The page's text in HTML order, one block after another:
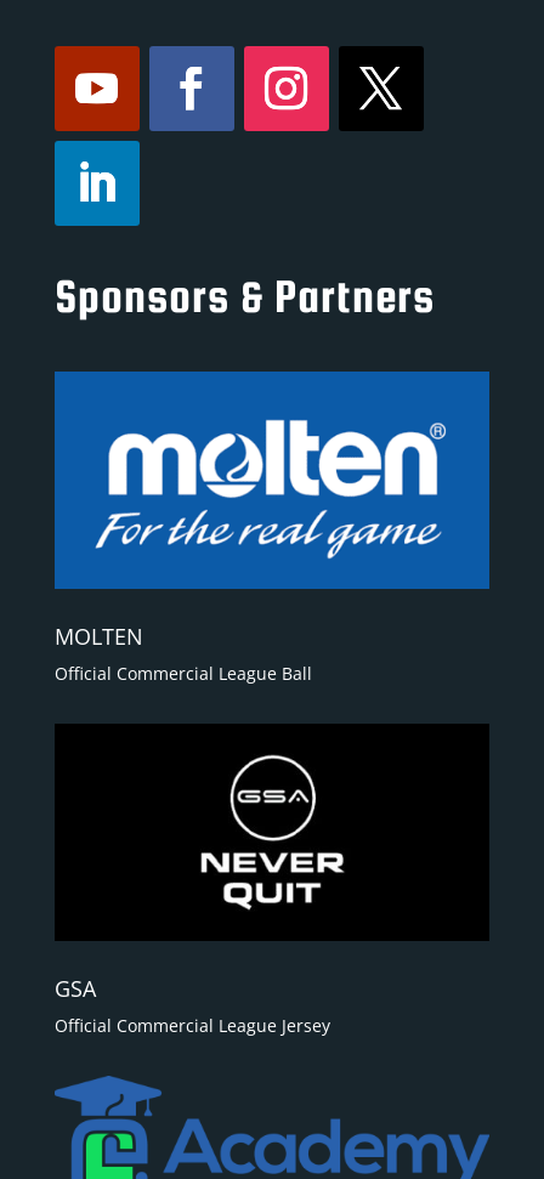
Sponsors & Partners
MOLTEN
Official Commercial League Ball
GSA
Official Commercial League Jersey